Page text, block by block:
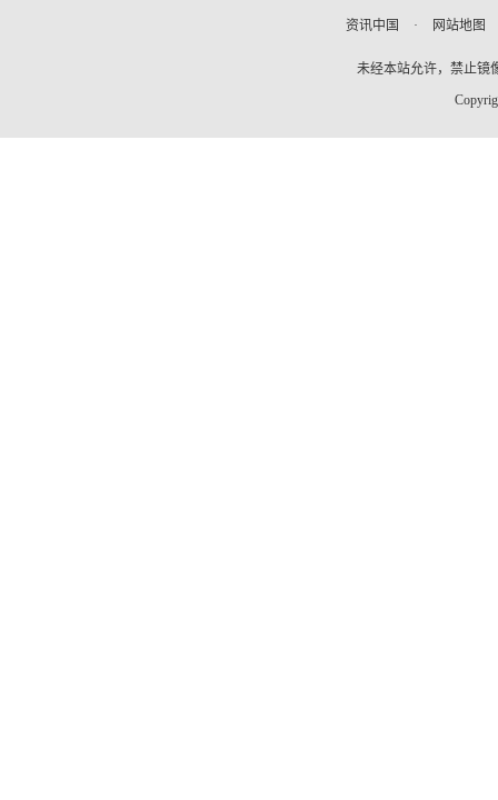
资讯中国 · 网站地图
未经本站允许，禁止镜